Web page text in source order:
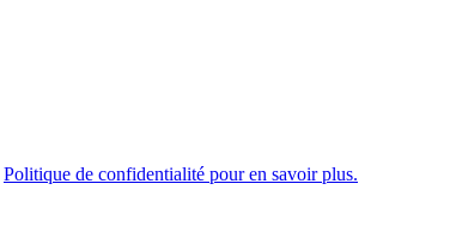
Politique de confidentialité pour en savoir plus.